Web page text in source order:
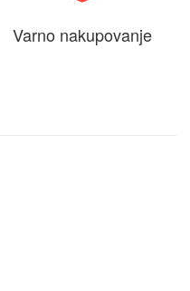
Varno nakupovanje